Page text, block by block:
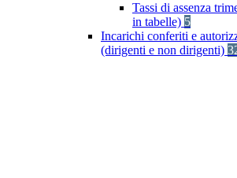
Tassi di assenza
in tabelle) 5
Incarichi conferiti e
(dirigenti e non dirigenti)